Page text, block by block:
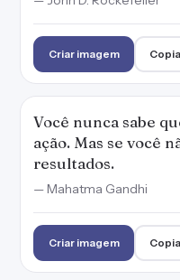
Criar imagem
Você nunca sabe
ação. Mas se você
resultados.
— Mahatma Gandhi
Criar imagem